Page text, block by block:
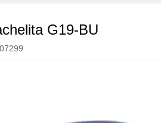
G19-BU